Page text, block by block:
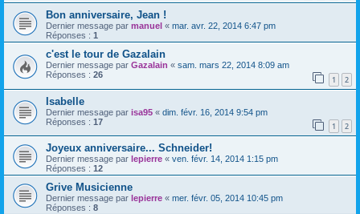
Bon anniversaire, Jean !
Dernier message par manuel « mar. avr. 22, 2014 6:47 pm
Réponses : 1
c'est le tour de Gazalain
Dernier message par Gazalain « sam. mars 22, 2014 8:09 am
Réponses : 26 1 2
Isabelle
Dernier message par isa95 « dim. févr. 16, 2014 9:54 pm
Réponses : 17 1 2
Joyeux anniversaire... Schneider!
Dernier message par lepierre « ven. févr. 14, 2014 1:15 pm
Réponses : 12
Grive Musicienne
Dernier message par lepierre « mer. févr. 05, 2014 10:45 pm
Réponses : 8